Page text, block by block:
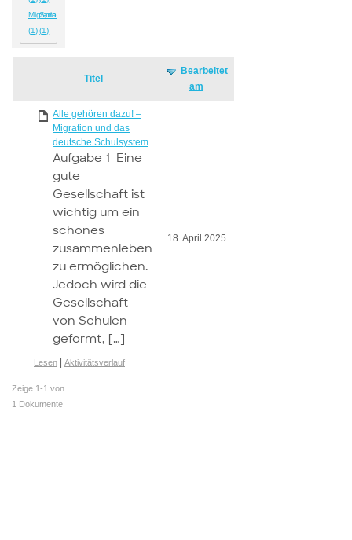
Migration
(1)
Sprachen
(1)
Titel
Bearbeitet
am
Alle gehören dazu! –
Migration und das
deutsche Schulsystem
Aufgabe 1 Eine
gute
Gesellschaft ist
wichtig um ein
schönes
zusammenleben
zu ermöglichen.
Jedoch wird die
Gesellschaft
von Schulen
geformt, […]
Lesen | Aktivitätsverlauf
18. April 2025
Zeige 1-1 von
1 Dokumente